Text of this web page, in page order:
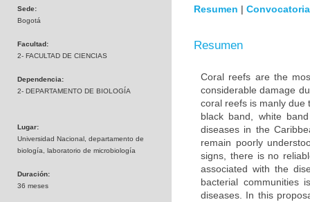
Sede:
Bogotá
Facultad:
2- FACULTAD DE CIENCIAS
Dependencia:
2- DEPARTAMENTO DE BIOLOGÍA
Lugar:
Universidad Nacional, departamento de
biología, laboratorio de microbiología
Duración:
36 meses
Resumen | Convocatoria
Resumen
Coral reefs are the
considerable damage
coral reefs is manly due
black band, white
diseases in the
remain poorly
signs, there is no
associated with the
bacterial communities
diseases. In this